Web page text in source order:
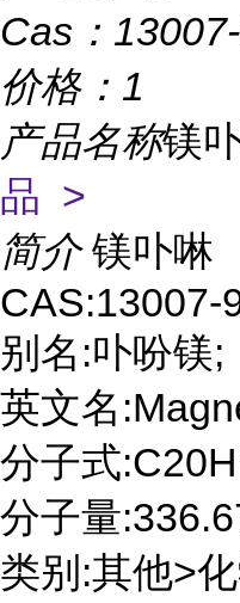
Cas：
价格： 1
产品名称镁
品 >
简介 镁卟啉
CAS:13007-
别名:卟吩镁;
英文名
分子式
分子量
类别:其他>